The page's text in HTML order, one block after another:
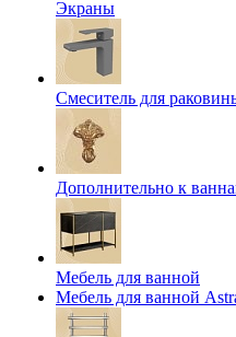
Экраны
Смеситель для
Дополнительно к
Мебель для ванной
Мебель для ванной